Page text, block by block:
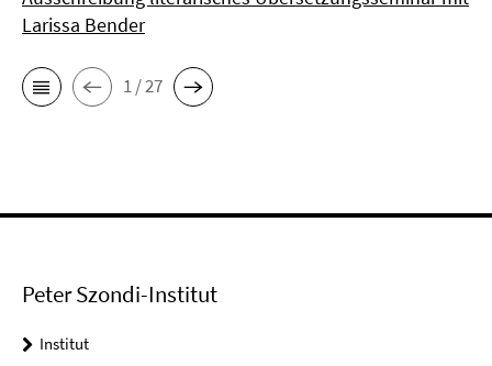
Larissa Bender
1 / 27
Peter Szondi-Institut
Institut